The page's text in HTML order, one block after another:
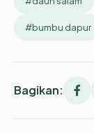
#bumbu dapur
Bagikan: